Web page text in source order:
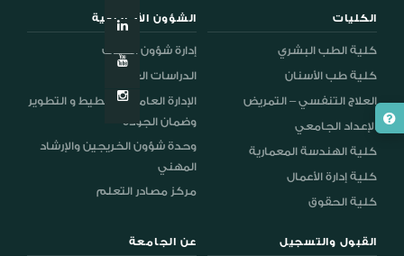
الكليات
كلية الطب البشري
كلية طب الأسنان
العلاج التنفسي – التمريض
الإعداد الجامعي
كلية الهندسة المعمارية
كلية إدارة الأعمال
كلية الحقوق
الشؤون الأكاديمية
إدارة شؤون الطلاب
الدراسات العليا
الإدارة العامة للتخطيط و التطوير
وضمان الجودة
وحدة شؤون الخريجين والإرشاد
المهني
مركز مصادر التعلم
القبول والتسجيل عن الجامعة